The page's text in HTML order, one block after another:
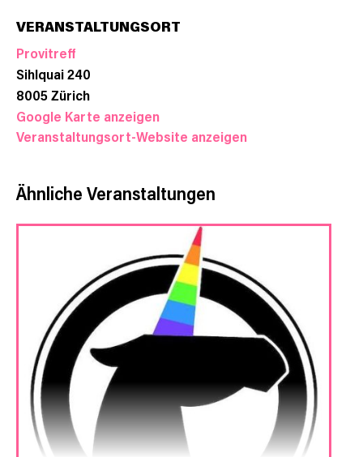
VERANSTALTUNGSORT
Provitreff
Sihlquai 240
8005Zürich
Google Karte anzeigen
Veranstaltungsort-Website anzeigen
Ähnliche Veranstaltungen